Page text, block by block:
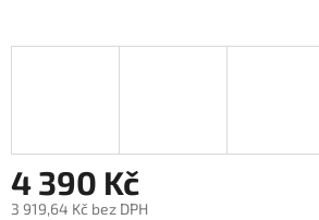
4 390 Kč
3 919,64 Kč bez DPH